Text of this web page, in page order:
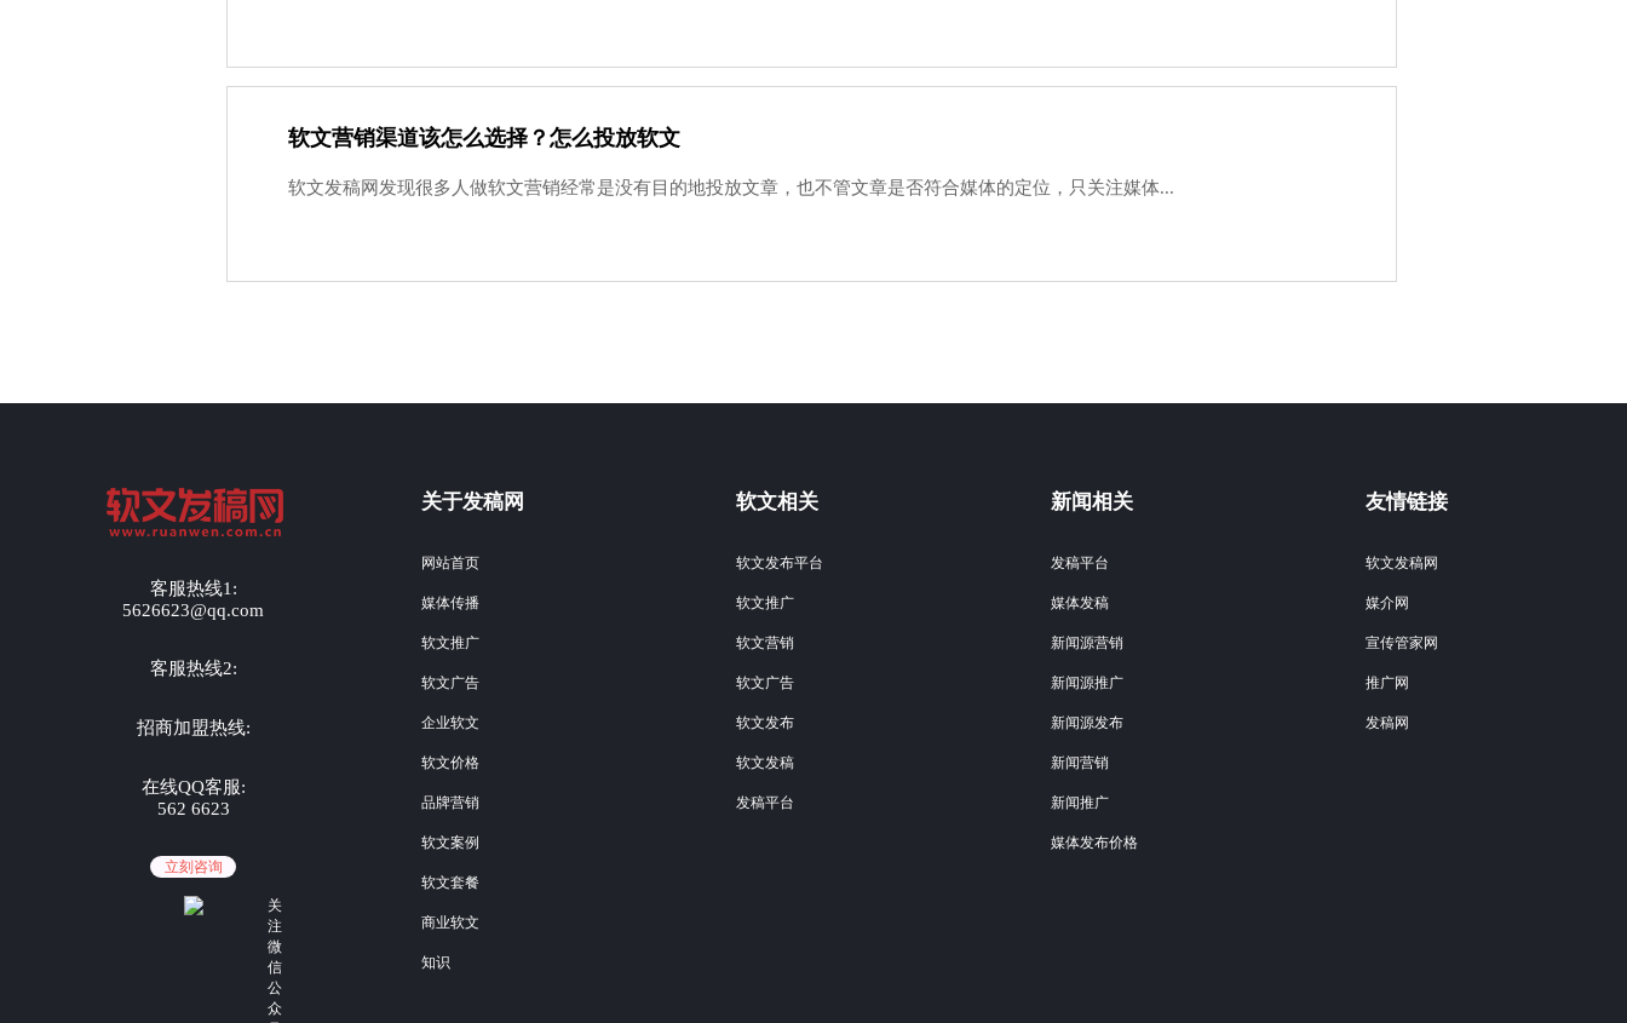
软文营销渠道该怎么选择？怎么投放软文
软文发稿网发现很多人做软文营销经常是没有目的地投放文章，也不管文章是否符合媒体的定位，只关注媒体...
客服热线1:
5626623@qq.com
客服热线2:
招商加盟热线:
在线QQ客服:
562 6623
立刻咨询
关
注
微
信
公
众
关于发稿网
网站首页
媒体传播
软文推广
软文广告
企业软文
软文价格
品牌营销
软文案例
软文套餐
商业软文
知识
软文相关
软文发布平台
软文推广
软文营销
软文广告
软文发布
软文发稿
发稿平台
新闻相关
发稿平台
媒体发稿
新闻源营销
新闻源推广
新闻源发布
新闻营销
新闻推广
媒体发布价格
友情链接
软文发稿网
媒介网
宣传管家网
推广网
发稿网